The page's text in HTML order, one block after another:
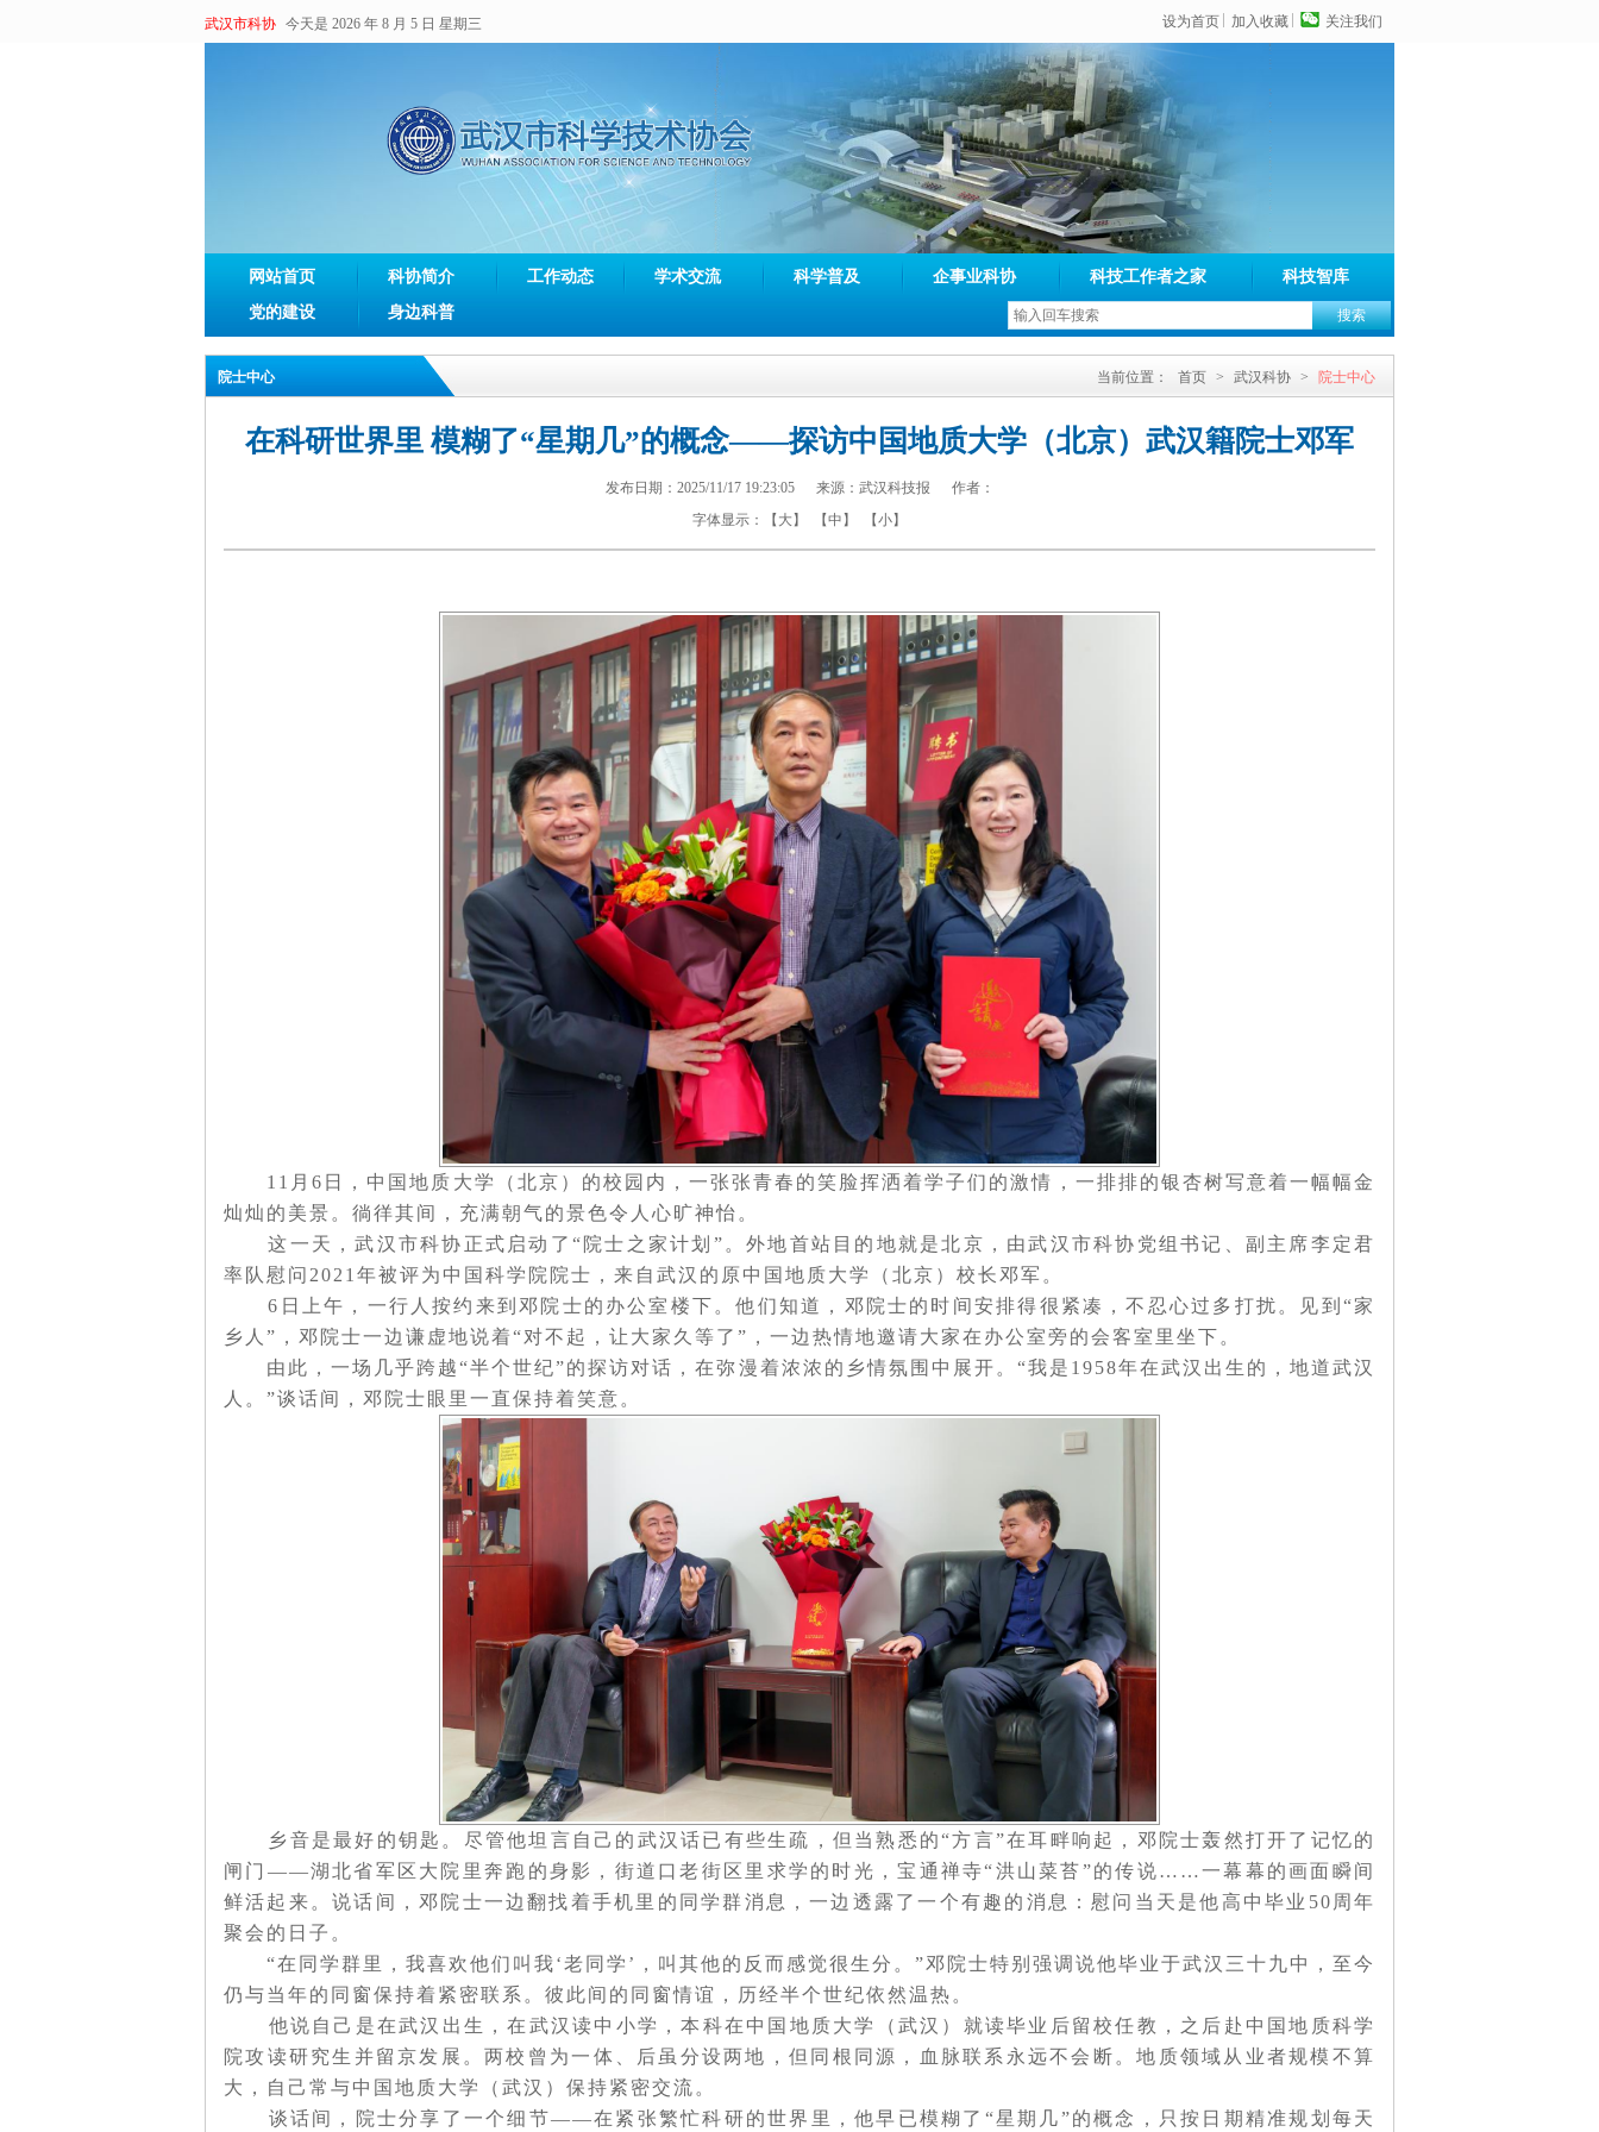
武汉市科协 今天是 2026 年 8 月 5 日 星期三 设为首页 加入收藏 关注我们
网站首页 科协简介 工作动态 学术交流 科学普及 企事业科协 科技工作者之家
科技智库
党的建设
身边科普
院士中心 当前位置： 首页 > 武汉科协 > 院士中心
在科研世界里 模糊了“星期几”的概念——探访中国地质大学（北京）武汉籍院士邓军
发布日期：2025/11/17 19:23:05 来源：武汉科技报 作者：
字体显示：
【大】 【中】 【小】
11月6日，中国地质大学（北京）的校园内，一张张青春的笑脸挥洒着学子们的激情，一排排的银杏树写意着一幅幅金
灿灿的美景。徜徉其间，充满朝气的景色令人心旷神怡。
这一天，武汉市科协正式启动了“院士之家计划”。外地首站目的地就是北京，由武汉市科协党组书记、副主席李定君
率队慰问2021年被评为中国科学院院士，来自武汉的原中国地质大学（北京）校长邓军。
6日上午，一行人按约来到邓院士的办公室楼下。他们知道，邓院士的时间安排得很紧凑，不忍心过多打扰。见到“家
乡人”，邓院士一边谦虚地说着“对不起，让大家久等了”，一边热情地邀请大家在办公室旁的会客室里坐下。
由此，一场几乎跨越“半个世纪”的探访对话，在弥漫着浓浓的乡情氛围中展开。“我是1958年在武汉出生的，地道武汉
人。”谈话间，邓院士眼里一直保持着笑意。
乡音是最好的钥匙。尽管他坦言自己的武汉话已有些生疏，但当熟悉的“方言”在耳畔响起，邓院士轰然打开了记忆的
闸门——湖北省军区大院里奔跑的身影，街道口老街区里求学的时光，宝通禅寺“洪山菜苔”的传说……一幕幕的画面瞬间
鲜活起来。说话间，邓院士一边翻找着手机里的同学群消息，一边透露了一个有趣的消息：慰问当天是他高中毕业50周年
聚会的日子。
“在同学群里，我喜欢他们叫我‘老同学’，叫其他的反而感觉很生分。”邓院士特别强调说他毕业于武汉三十九中，至今
仍与当年的同窗保持着紧密联系。彼此间的同窗情谊，历经半个世纪依然温热。
他说自己是在武汉出生，在武汉读中小学，本科在中国地质大学（武汉）就读毕业后留校任教，之后赴中国地质科学
院攻读研究生并留京发展。两校曾为一体、后虽分设两地，但同根同源，血脉联系永远不会断。地质领域从业者规模不算
大，自己常与中国地质大学（武汉）保持紧密交流。
谈话间，院士分享了一个细节——在紧张繁忙科研的世界里，他早已模糊了“星期几”的概念，只按日期精准规划每天